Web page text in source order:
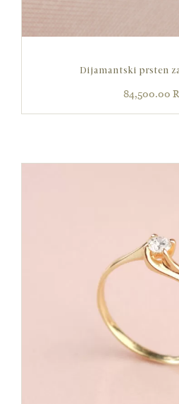
Dijamantski prsten
84,500.00